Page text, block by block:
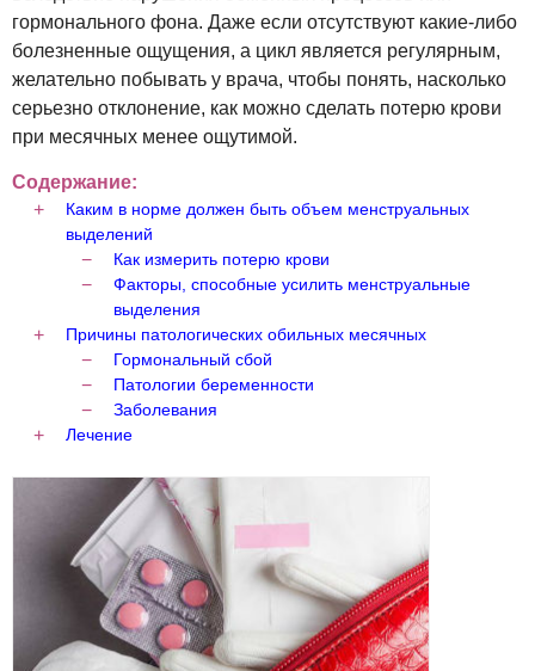
гормонального фона. Даже если отсутствуют какие-либо
болезненные ощущения, а цикл является регулярным,
желательно побывать у врача, чтобы понять, насколько
серьезно отклонение, как можно сделать потерю крови
при месячных менее ощутимой.
Содержание:
Каким в норме должен быть объем менструальных
выделений
Как измерить потерю крови
Факторы, способные усилить менструальные
выделения
Причины патологических обильных месячных
Гормональный сбой
Патологии беременности
Заболевания
Лечение